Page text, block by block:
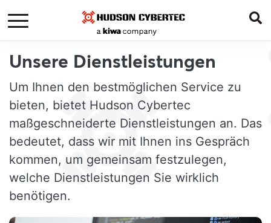
Unsere Dienstleistungen
Um Ihnen den bestmöglichen Service zu
bieten, bietet Hudson Cybertec
maßgeschneiderte Dienstleistungen an. Das
bedeutet, dass wir mit Ihnen ins Gespräch
kommen, um gemeinsam festzulegen,
welche Dienstleistungen Sie wirklich
benötigen.